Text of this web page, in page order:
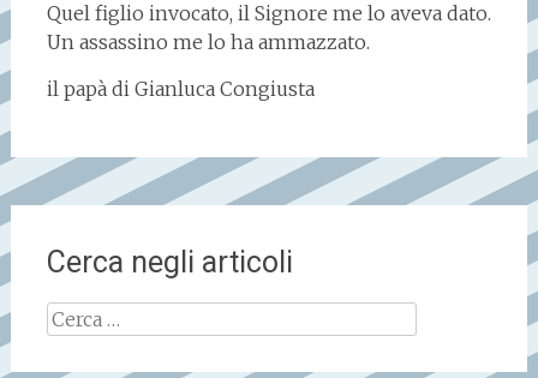
Quel figlio invocato, il Signore me lo aveva dato.
Un assassino me lo ha ammazzato.
il papà di Gianluca Congiusta
Cerca negli articoli
Ricerca